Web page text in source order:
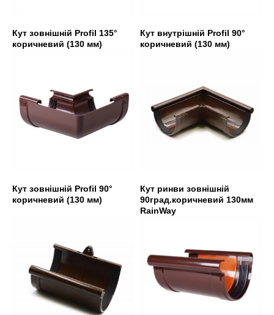
Кут зовнішній Profil 135°
коричневий (130 мм)
Кут внутрішній Profil 90°
коричневий (130 мм)
Кут зовнішній Profil 90°
коричневий (130 мм)
Кут ринви зовнішній
90град.коричневий 130мм
RainWay